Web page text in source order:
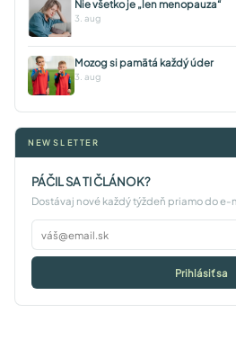
Nie všetko je „len menopauza“
3. aug
Mozog si pamätá každý úder
3. aug
NEWSLETTER
PÁČIL SA TI ČLÁNOK?
Dostávaj nové každý týždeň priamo do e-
Prihlásiť sa